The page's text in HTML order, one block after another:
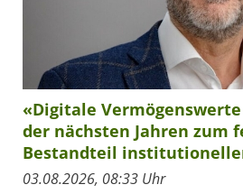
«Digitale
der nächsten Jahren zum
Bestandteil
03.08.2026, 08:33 Uhr